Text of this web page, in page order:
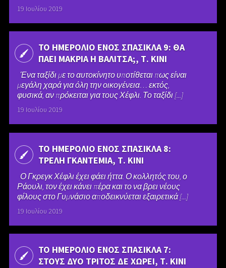
19 Ιουλίου 2019
ΤΟ ΗΜΕΡΟΛΙΟ ΕΝΟΣ ΣΠΑΣΙΚΛΑ 9: ΘΑ
ΠΑΕΙ ΜΑΚΡΙΑ Η ΒΑΛΙΤΣΑ;, Τ. ΚΙΝΙ
Ένα ταξίδι με το αυτοκίνητο υποτίθεται πως είναι
μεγάλη χαρά για όλη την οικογένεια… εκτός,
φυσικά, αν πρόκειται για τους Χέφλι. Το ταξίδι [...]
19 Ιουλίου 2019
ΤΟ ΗΜΕΡΟΛΙΟ ΕΝΟΣ ΣΠΑΣΙΚΛΑ 8:
ΤΡΕΛΗ ΓΚΑΝΤΕΜΙΑ, Τ. ΚΙΝΙ
Ο Γκρεγκ Χέφλι έχει φάει ήττα. Ο κολλητός του, ο
Ράουλι, τον έχει κάνει πέρα και το να βρει νέους
φίλους στο Γυμνάσιο αποδεικνύεται εξαιρετικά [...]
19 Ιουλίου 2019
ΤΟ ΗΜΕΡΟΛΙΟ ΕΝΟΣ ΣΠΑΣΙΚΛΑ 7:
ΣΤΟΥΣ ΔΥΟ ΤΡΙΤΟΣ ΔΕ ΧΩΡΕΙ, Τ. ΚΙΝΙ